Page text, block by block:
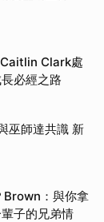
Clark處
必經之路
巫師達共識 新
Brown：與你拿
子的兄弟情